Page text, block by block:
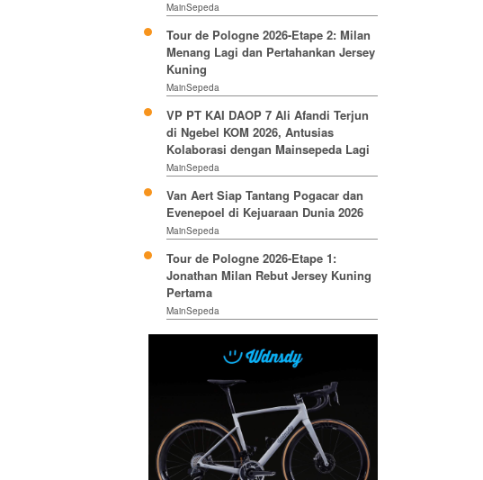
MainSepeda
Tour de Pologne 2026-Etape 2: Milan
Menang Lagi dan Pertahankan Jersey
Kuning
MainSepeda
VP PT KAI DAOP 7 Ali Afandi Terjun
di Ngebel KOM 2026, Antusias
Kolaborasi dengan Mainsepeda Lagi
MainSepeda
Van Aert Siap Tantang Pogacar dan
Evenepoel di Kejuaraan Dunia 2026
MainSepeda
Tour de Pologne 2026-Etape 1:
Jonathan Milan Rebut Jersey Kuning
Pertama
MainSepeda